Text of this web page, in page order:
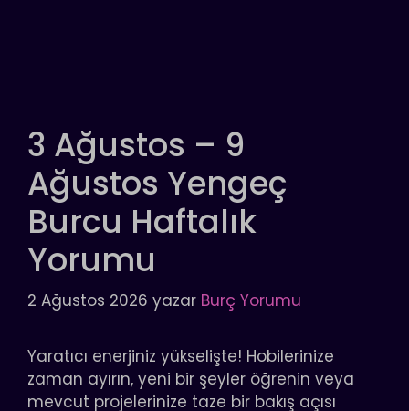
3 Ağustos – 9
Ağustos Yengeç
Burcu Haftalık
Yorumu
2 Ağustos 2026 yazar Burç Yorumu
Yaratıcı enerjiniz yükselişte! Hobilerinize
zaman ayırın, yeni bir şeyler öğrenin veya
mevcut projelerinize taze bir bakış açısı